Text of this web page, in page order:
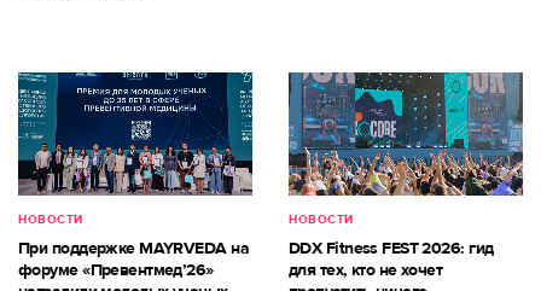
НОВОСТИ
При поддержке MAYRVEDA на
форуме «Превентмед’26»
НОВОСТИ
DDX Fitness FEST 2026: гид
для тех, кто не хочет